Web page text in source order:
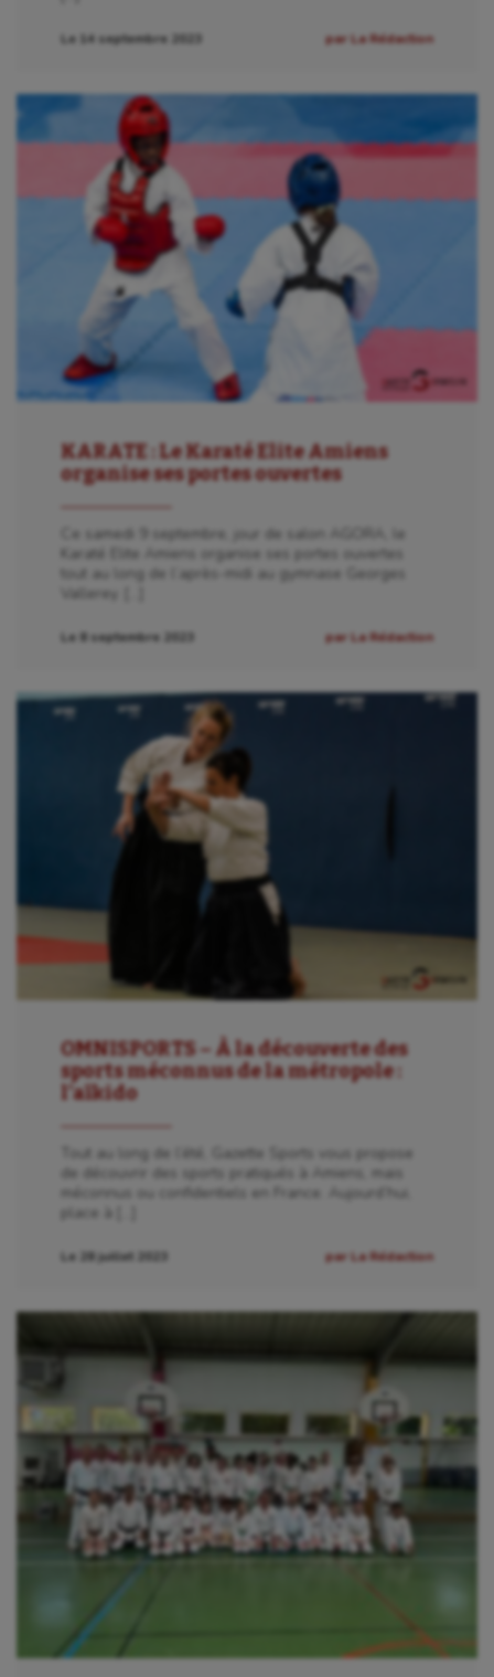
Le 14 septembre 2023 par La Rédaction
KARATE : Le Karaté Elite Amiens
organise ses portes ouvertes
Ce samedi 9 septembre, jour de salon AGORA, le
Karaté Elite Amiens organise ses portes ouvertes
tout au long de l’après-midi au gymnase Georges
Vallerey. […]
Le 8 septembre 2023 par La Rédaction
OMNISPORTS – À la découverte des
sports méconnus de la métropole :
l’aïkido
Tout au long de l’été, Gazette Sports vous propose
de découvrir des sports pratiqués à Amiens, mais
méconnus ou confidentiels en France. Aujourd’hui,
place à […]
Le 28 juillet 2023 par La Rédaction